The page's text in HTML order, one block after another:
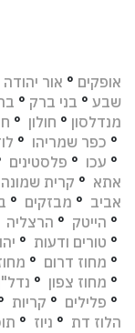
אופקים ° אור יהודה
שבע ° בני ברק °
מנדלסון ° חולון °
° כפר שמריהו °
° עכו ° פלסטינים
אתא ° קרית שמונה
אביב ° מבזקים °
° הייטק ° הרצליה
° טורים ודעות °
° מחוז דרום °
° מחוז צפון °
° פלילים ° קריות
הלוז דת ° ניוז °